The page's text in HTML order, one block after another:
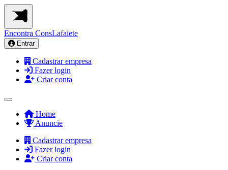
Encontra ConsLafaiete
Entrar
Cadastrar empresa
Fazer login
Criar conta
Home
Anuncie
Cadastrar empresa
Fazer login
Criar conta